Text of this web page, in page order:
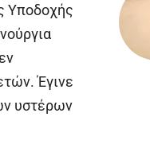
Υποδοχής
Έγινε
υστέρων